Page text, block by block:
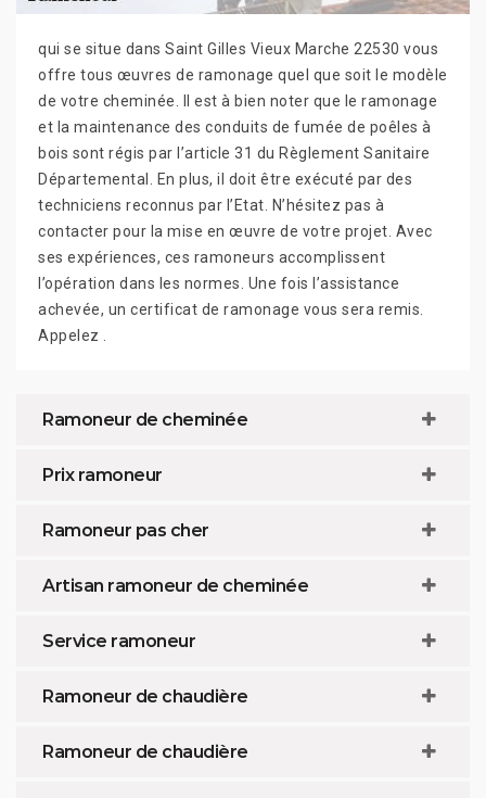
qui se situe dans Saint Gilles Vieux Marche 22530 vous
offre tous œuvres de ramonage quel que soit le modèle
de votre cheminée. Il est à bien noter que le ramonage
et la maintenance des conduits de fumée de poêles à
bois sont régis par l’article 31 du Règlement Sanitaire
Départemental. En plus, il doit être exécuté par des
techniciens reconnus par l’Etat. N’hésitez pas à
contacter pour la mise en œuvre de votre projet. Avec
ses expériences, ces ramoneurs accomplissent
l’opération dans les normes. Une fois l’assistance
achevée, un certificat de ramonage vous sera remis.
Appelez .
Ramoneur de cheminée
Prix ramoneur
Ramoneur pas cher
Artisan ramoneur de cheminée
Service ramoneur
Ramoneur de chaudière
Ramoneur de chaudière